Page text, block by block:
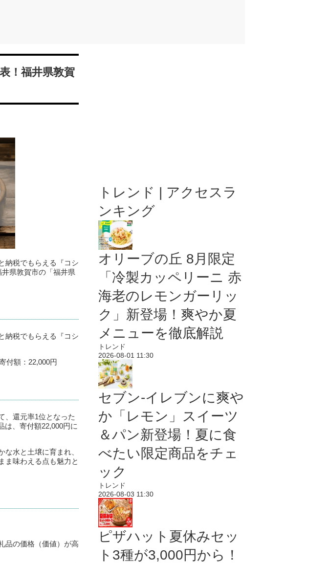
！福井県敦賀
納税でもらえる『コシ
県敦賀市の「福井県
納税でもらえる『コシ
付額：22,000円
、還元率1位となった
は、寄付額22,000円に
水と土壌に育まれ、
ま味わえる点も魅力と
品の価格（価値）が高
トレンド | アクセスラ
ンキング
オリーブの丘 8月限定
「冷製カッペリーニ 赤
海老のレモンガーリッ
ク」新登場！爽やか夏
メニューを徹底解説
トレンド
2026-08-01 11:30
セブン‐イレブンに爽や
か「レモン」スイーツ
＆パン新登場！夏に食
べたい限定商品をチェ
ック
トレンド
2026-08-03 11:30
ピザハット夏休みセッ
ト3種が3,000円から！